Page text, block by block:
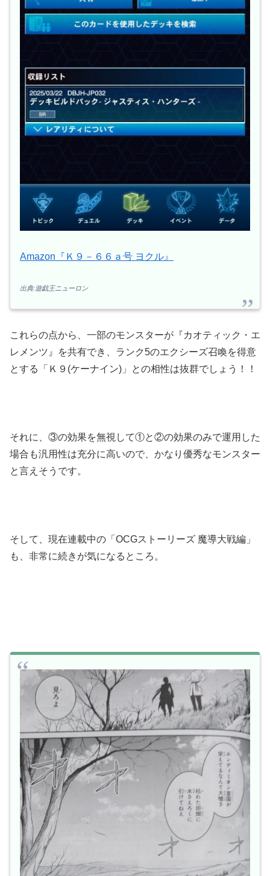
Amazon『Ｋ９－６６ａ号 ヨクル』
出典:遊戯王ニューロン
これらの点から、一部のモンスターが『カオティック・エ
レメンツ』を共有でき、ランク5のエクシーズ召喚を得意
とする「Ｋ９(ケーナイン)」との相性は抜群でしょう！！
それに、③の効果を無視して①と②の効果のみで運用した
場合も汎用性は充分に高いので、かなり優秀なモンスター
と言えそうです。
そして、現在連載中の「OCGストーリーズ 魔導大戦編」
も、非常に続きが気になるところ。